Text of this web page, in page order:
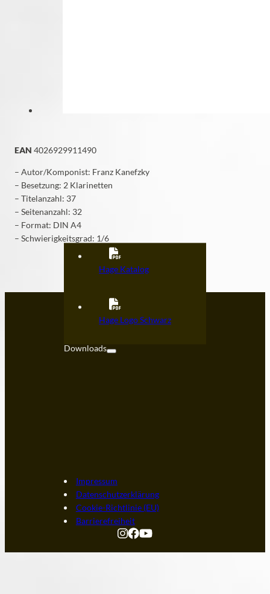
EAN 4026929911490
– Autor/Komponist: Franz Kanefzky
– Besetzung: 2 Klarinetten
– Titelanzahl: 37
– Seitenanzahl: 32
– Format: DIN A4
– Schwierigkeitsgrad: 1/6
Kontakt
Downloads
Hage Katalog
Hage Logo Schwarz
Impressum
Datenschutzerklärung
Cookie-Richtlinie (EU)
Barrierefreiheit